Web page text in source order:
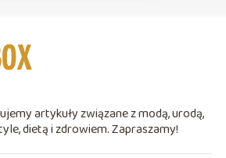
artykuły związane z modą, urodą,
dietą i zdrowiem. Zapraszamy!